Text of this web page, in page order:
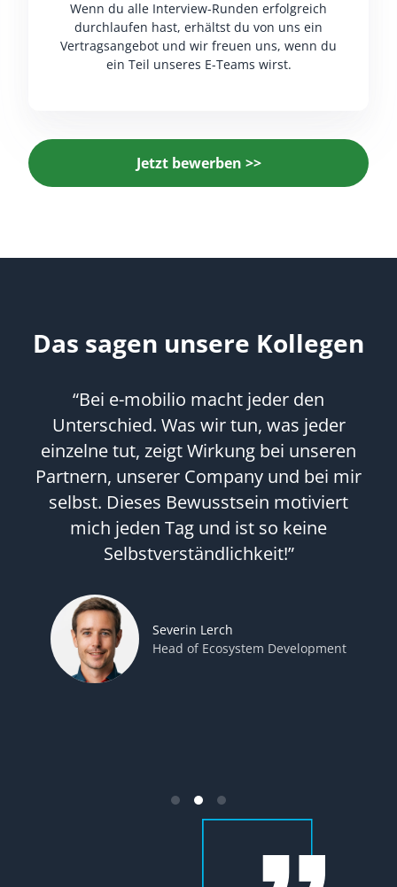
Wenn du alle Interview-Runden erfolgreich
durchlaufen hast, erhältst du von uns ein
Vertragsangebot und wir freuen uns, wenn du
ein Teil unseres E-Teams wirst.
Jetzt bewerben >>
Das sagen unsere Kollegen
“Bei e-mobilio macht jeder den
Unterschied. Was wir tun, was jeder
einzelne tut, zeigt Wirkung bei unseren
Partnern, unserer Company und bei mir
selbst. Dieses Bewusstsein motiviert
mich jeden Tag und ist so keine
Selbstverständlichkeit!”
Severin Lerch
Head of Ecosystem Development